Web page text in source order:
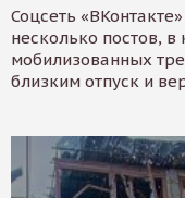
Соцсеть
несколько постов,
мобилизованных
близким отпуск и